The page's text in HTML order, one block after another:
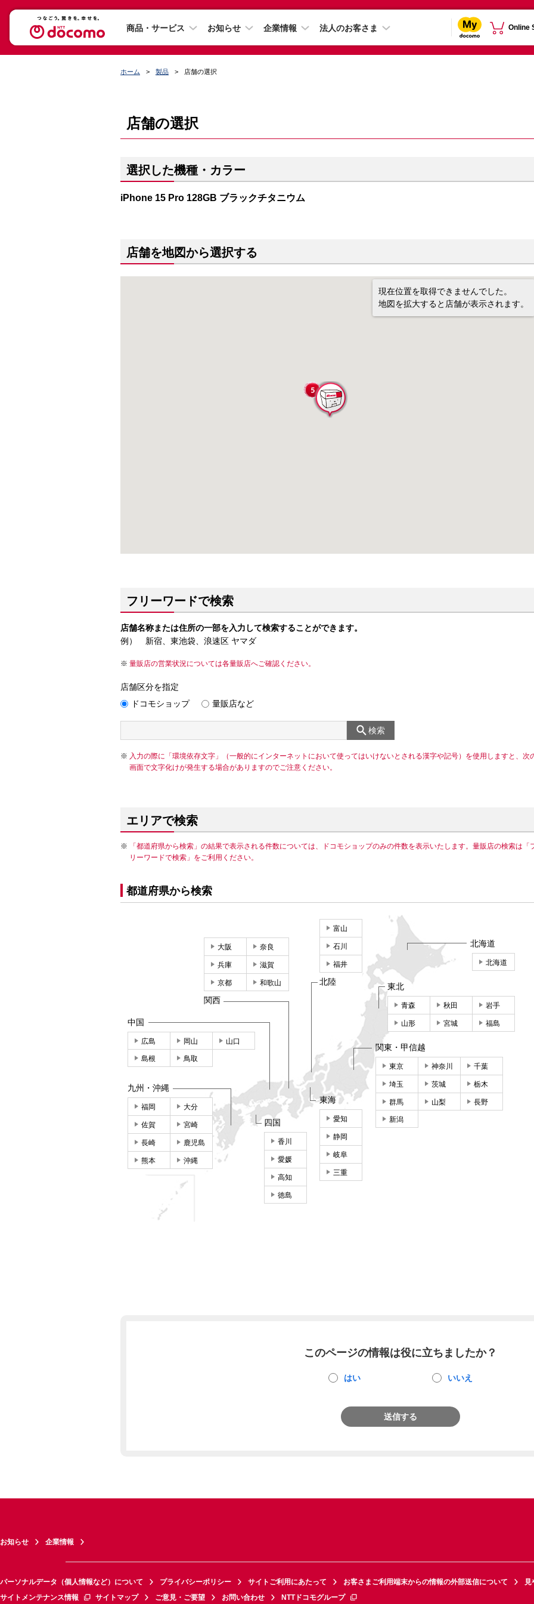
商品・サービス お知らせ 企業情報 法人のお客さま Online
ホーム 製品 店舗の選択
店舗の選択
選択した機種・カラー
iPhone 15 Pro 128GB ブラックチタニウム
店舗を地図から選択する
現在位置を取得できませんでした。
地図を拡大すると店舗が表示されます。
フリーワードで検索
店舗名称または住所の一部を入力して検索することができます。
例） 新宿、東池袋、浪速区 ヤマダ
量販店の営業状況については各量販店へご確認ください。
店舗区分を指定
ドコモショップ
量販店など
検索
入力の際に「環境依存文字」（一般的にインターネットにおいて使ってはいけないとされる漢字や記号）を使用しますと、次
画面で文字化けが発生する場合がありますのでご注意ください。
エリアで検索
「都道府県から検索」の結果で表示される件数については、ドコモショップのみの件数を表示いたします。量販店の検索は「
リーワードで検索」をご利用ください。
都道府県から検索
北海道
北海道
東北
青森 秋田 岩手
山形 宮城 福島
関東・甲信越
東京 神奈川 千葉
埼玉 茨城 栃木
群馬 山梨 長野
新潟
東海
愛知
静岡
岐阜
三重
富山
石川
福井
北陸
大阪 奈良
兵庫 滋賀
京都 和歌山
関西
中国
広島 岡山 山口
島根 鳥取
四国
香川
愛媛
高知
徳島
九州・沖縄
福岡 大分
佐賀 宮崎
長崎 鹿児島
熊本 沖縄
このページの情報は役に立ちましたか？
はい いいえ
送信する
お知らせ 企業情報
パーソナルデータ（個人情報など）について プライバシーポリシー サイトご利用にあたって お客さまご利用端末からの情報の外部送信について
見
サイトメンテナンス情報
サイトマップ ご意見・ご要望 お問い合わせ NTTドコモグループ